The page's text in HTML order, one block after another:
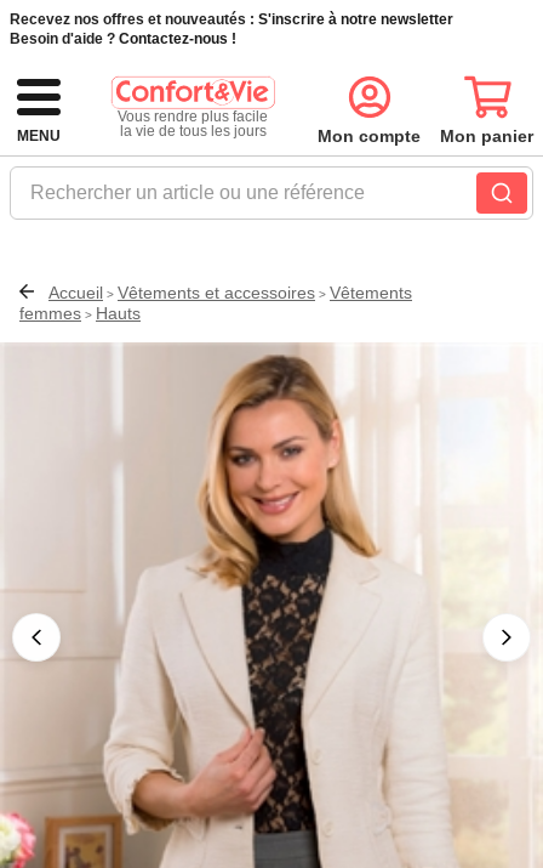
Recevez nos offres et nouveautés : S'inscrire à notre newsletter
Besoin d'aide ? Contactez-nous !
MENU
Vous rendre plus facile
la vie de tous les jours
Rechercher un article ou une référence
Mon compte Mon panier
Accueil > Vêtements et accessoires > Vêtements
femmes > Hauts